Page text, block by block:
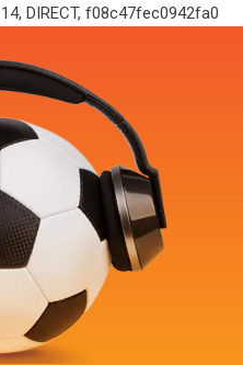
DIRECT, f08c47fec0942fa0